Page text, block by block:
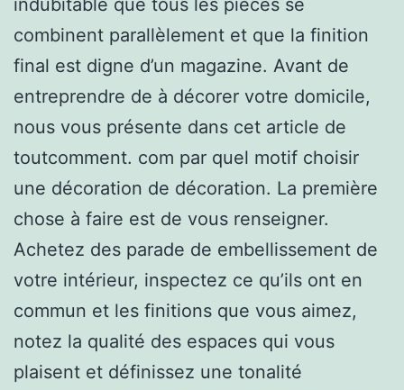
combinent parallèlement et que la finition
final est digne d’un magazine. Avant de
entreprendre de à décorer votre domicile,
nous vous présente dans cet article de
toutcomment. com par quel motif choisir
une décoration de décoration. La première
chose à faire est de vous renseigner.
Achetez des parade de embellissement de
votre intérieur, inspectez ce qu’ils ont en
commun et les finitions que vous aimez,
notez la qualité des espaces qui vous
plaisent et définissez une tonalité